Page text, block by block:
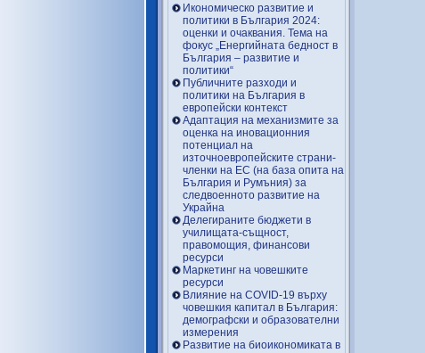
Икономическо развитие и
политики в България 2024:
оценки и очаквания. Тема на
фокус „Енергийната бедност в
България – развитие и
политики“
Публичните разходи и
политики на България в
европейски контекст
Адаптация на механизмите за
оценка на иновационния
потенциал на
източноевропейските страни-
членки на ЕС (на база опита на
България и Румъния) за
следвоенното развитие на
Украйна
Делегираните бюджети в
училищата-същност,
правомощия, финансови
ресурси
Маркетинг на човешките
ресурси
Влияние на COVID-19 върху
човешкия капитал в България:
демографски и образователни
измерения
Развитие на биоикономиката в